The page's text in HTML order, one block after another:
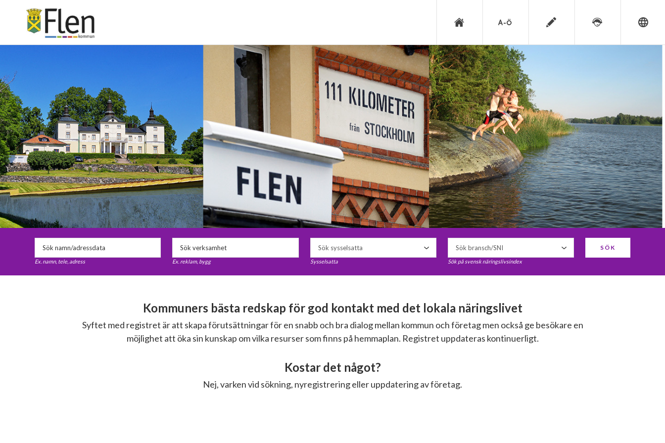
Ex. namn, tele, adress Ex. reklam, bygg Sysselsatta Sök på svensk näringslivsindex
SÖK
Kommuners bästa redskap för god kontakt med det lokala näringslivet
Syftet med registret är att skapa förutsättningar för en snabb och bra dialog mellan kommun och företag men också ge besökare en
möjlighet att öka sin kunskap om vilka resurser som finns på hemmaplan. Registret uppdateras kontinuerligt.
Kostar det något?
Nej, varken vid sökning, nyregistrering eller uppdatering av företag.